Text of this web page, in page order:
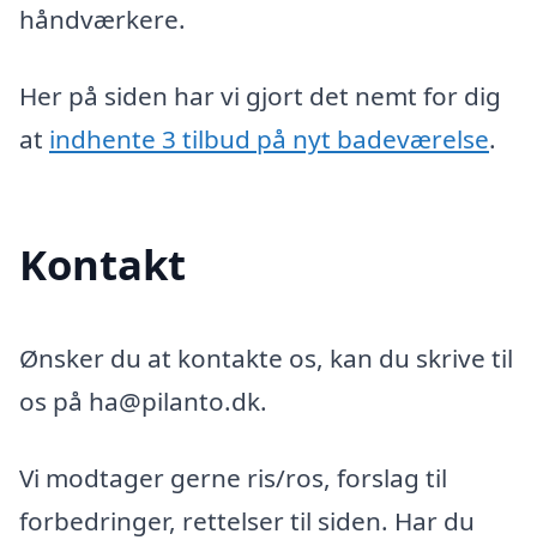
håndværkere.
Her på siden har vi gjort det nemt for dig
at indhente 3 tilbud på nyt badeværelse.
Kontakt
Ønsker du at kontakte os, kan du skrive til
os på ha@pilanto.dk.
Vi modtager gerne ris/ros, forslag til
forbedringer, rettelser til siden. Har du